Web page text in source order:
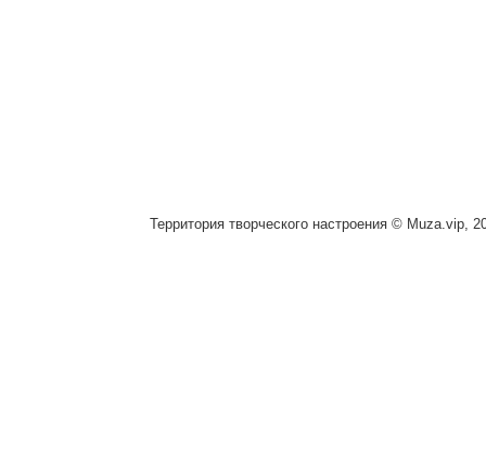
Территория творческого настроения © Muza.vip,